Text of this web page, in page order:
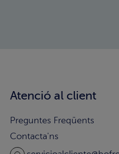
Atenció al client
Preguntes Freqüents
Contacta'ns